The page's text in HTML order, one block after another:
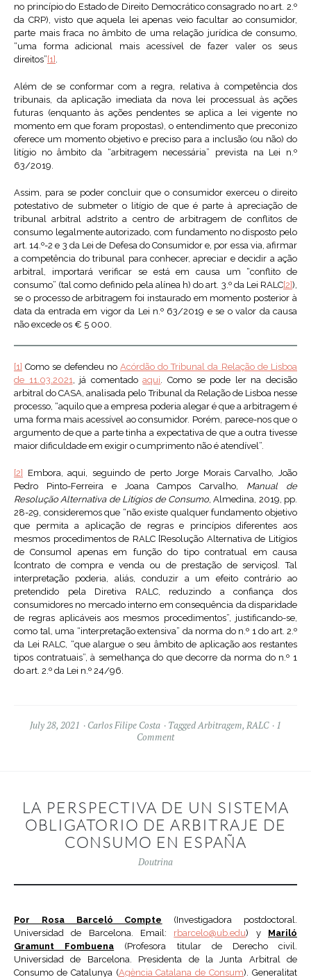
no princípio do Estado de Direito Democrático consagrado no art. 2.º
da CRP), visto que aquela lei apenas veio facultar ao consumidor,
parte mais fraca no âmbito de uma relação jurídica de consumo,
“uma forma adicional mais acessível de fazer valer os seus
direitos” [1] .
Além de se conformar com a regra, relativa à competência dos
tribunais, da aplicação imediata da nova lei processual às ações
futuras (enquanto às ações pendentes se aplica a lei vigente no
momento em que foram propostas), o entendimento que preconizo
oferece um momento objetivo e preciso para a inclusão (ou não) do
litígio no âmbito da “arbitragem necessária” prevista na Lei n.º
63/2019.
Assim, para se poder concluir que o consumidor exerceu o direito
potestativo de submeter o litígio de que é parte à apreciação de
tribunal arbitral adstrito a centro de arbitragem de conflitos de
consumo legalmente autorizado, com fundamento no disposto pelo
art. 14.º-2 e 3 da Lei de Defesa do Consumidor e, por essa via, afirmar
a competência do tribunal para conhecer, apreciar e decidir a ação
arbitral, importará verificar se está em causa um “conflito de
consumo” (tal como definido pela alínea h) do art. 3.º da Lei RALC[2]),
se o processo de arbitragem foi instaurado em momento posterior à
data da entrada em vigor da Lei n.º 63/2019 e se o valor da causa
não excede os € 5 000.
[1] Como se defendeu no Acórdão do Tribunal da Relação de Lisboa
de 11.03.2021, já comentadoaqui. Como se pode ler na decisão
arbitral do CASA, analisada pelo Tribunal da Relação de Lisboa nesse
processo, “aquilo que a empresa poderia alegar é que a arbitragem é
uma forma mais acessível ao consumidor. Porém, parece-nos que o
argumento de que a parte tinha a expectativa de que a outra tivesse
maior dificuldade em exigir o cumprimento não é atendível”.
[2]
Embora, aqui, seguindo de perto Jorge Morais Carvalho, João
Pedro Pinto-Ferreira e Joana Campos Carvalho, Manual de
Resolução Alternativa de Litígios de Consumo, Almedina, 2019, pp.
28-29, consideremos que “não existe qualquer fundamento objetivo
que permita a aplicação de regras e princípios diferentes aos
mesmos procedimentos de RALC [Resolução Alternativa de Litígios
de Consumo] apenas em função do tipo contratual em causa
[contrato de compra e venda ou de prestação de serviços]. Tal
interpretação poderia, aliás, conduzir a um efeito contrário ao
pretendido pela Diretiva RALC, reduzindo a confiança dos
consumidores no mercado interno em consequência da disparidade
de regras aplicáveis aos mesmos procedimentos”, justificando-se,
como tal, uma “interpretação extensiva” da norma do n.º 1 do art. 2.º
da Lei RALC, “que alargue o seu âmbito de aplicação aos restantes
tipos contratuais”, à semelhança do que decorre da norma do n.º 1
do art. 2.º da Lei n.º 24/96.
July 28, 2021 Carlos Filipe Costa TaggedArbitragem, RALC
1
Comment
LA PERSPECTIVA DE UN SISTEMA
OBLIGATORIO DE ARBITRAJE DE
CONSUMO EN ESPAÑA
Doutrina
Por Rosa Barceló Compte (Investigadora postdoctoral.
Universidad de Barcelona. Email: rbarcelo@ub.edu) y Mariló
Gramunt Fombuena (Profesora titular de Derecho civil.
Universidad de Barcelona. Presidenta de la Junta Arbitral de
Consumo de Catalunya (Agència Catalana de Consum). Generalitat